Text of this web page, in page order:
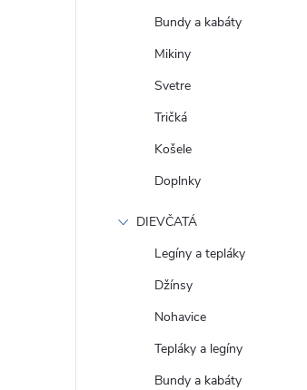
Bundy a kabáty
Mikiny
Svetre
Tričká
Košele
Doplnky
DIEVČATÁ
Legíny a tepláky
Džínsy
Nohavice
Tepláky a legíny
Bundy a kabáty